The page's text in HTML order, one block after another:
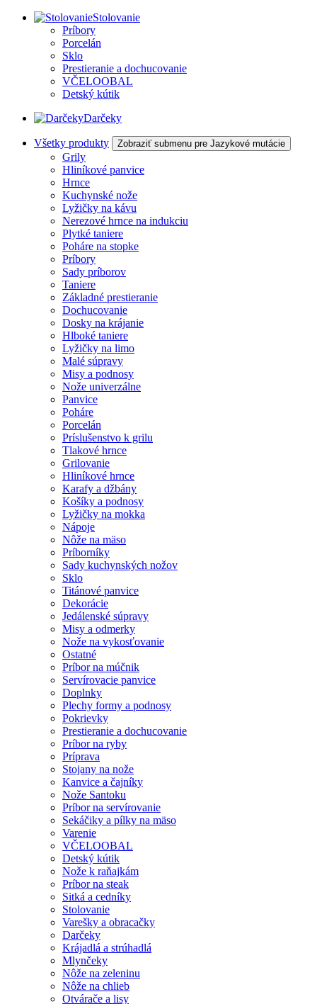
Stolovanie
Príbory
Porcelán
Sklo
Prestieranie a dochucovanie
VČELOOBAL
Detský kútik
Darčeky
Všetky produkty Zobraziť submenu pre Jazykové mutácie
Grily
Hliníkové panvice
Hrnce
Kuchynské nože
Lyžičky na kávu
Nerezové hrnce na indukciu
Plytké taniere
Poháre na stopke
Príbory
Sady príborov
Taniere
Základné prestieranie
Dochucovanie
Dosky na krájanie
Hlboké taniere
Lyžičky na limo
Malé súpravy
Misy a podnosy
Nože univerzálne
Panvice
Poháre
Porcelán
Príslušenstvo k grilu
Tlakové hrnce
Grilovanie
Hliníkové hrnce
Karafy a džbány
Košíky a podnosy
Lyžičky na mokka
Nápoje
Nôže na mäso
Príborníky
Sady kuchynských nožov
Sklo
Titánové panvice
Dekorácie
Jedálenské súpravy
Misy a odmerky
Nože na vykosťovanie
Ostatné
Príbor na múčnik
Servírovacie panvice
Doplnky
Plechy formy a podnosy
Pokrievky
Prestieranie a dochucovanie
Príbor na ryby
Príprava
Stojany na nože
Kanvice a čajníky
Nože Santoku
Príbor na servírovanie
Sekáčiky a pílky na mäso
Varenie
VČELOOBAL
Detský kútik
Nože k raňajkám
Príbor na steak
Sitká a cedníky
Stolovanie
Varešky a obracačky
Darčeky
Krájadlá a strúhadlá
Mlynčeky
Nôže na zeleninu
Nôže na chlieb
Otvárače a lisy